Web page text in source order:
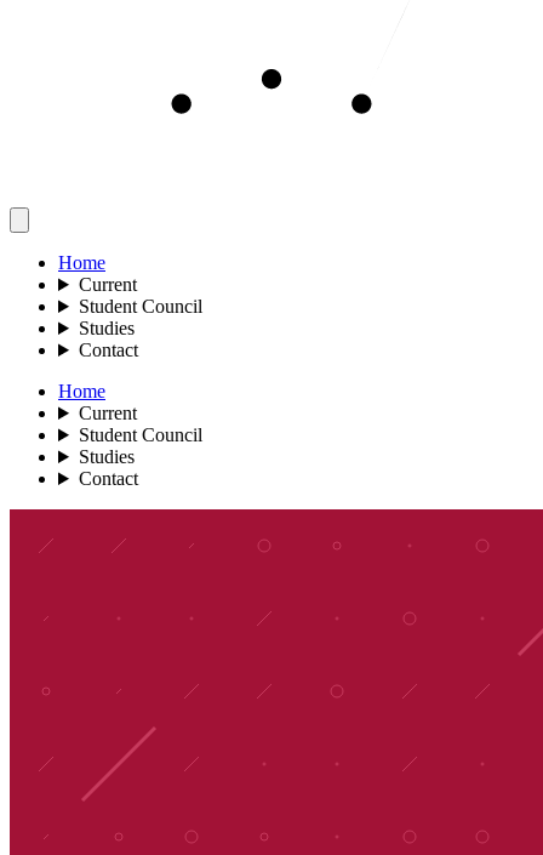
Home
Current
Student Council
Studies
Contact
Home
Current
Student Council
Studies
Contact